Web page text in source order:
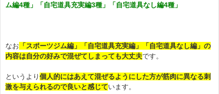
ム編4種」「自宅道具充実編3種」「自宅道具なし編4種」
なお 「スポーツジム編」「自宅道具充実編」「自宅道具なし編」の
内容は自分の好みで混ぜてしまっても大丈夫です。
というより個人的にはあえて混ぜるようにした方が筋肉に異なる刺
激を与えられるので良いと感じています。